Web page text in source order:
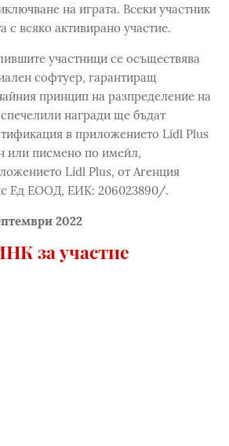
на играта. Всеки участник
с всяко активирано участие.
участници се осъществява
софтуер, гарантиращ
принцип на разпределение на
награди ще бъдат
в приложението Lidl Plus
или писмено по имейл,
Lidl Plus, от Агенция
Ед ЕООД, ЕИК: 206023890/.
2022
за участие